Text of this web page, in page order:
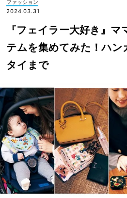
記憶
に一
生残
家族
旅】
を
ファッション
2024.03.31
『フェイラー大好き』
テムを集めてみた！ハン
タイまで